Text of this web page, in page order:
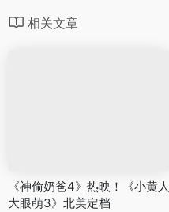
相关文章
《神偷奶爸4》热映！《小黄人
大眼萌3》北美定档